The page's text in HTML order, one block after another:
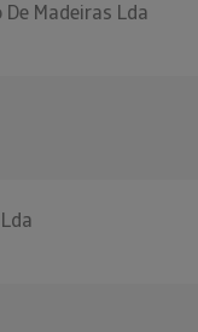
Madeiras Lda